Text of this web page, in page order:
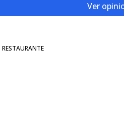
Ver
RESTAURANTE